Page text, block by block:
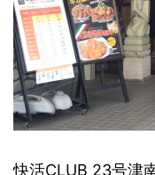
快活CLUB 23号津